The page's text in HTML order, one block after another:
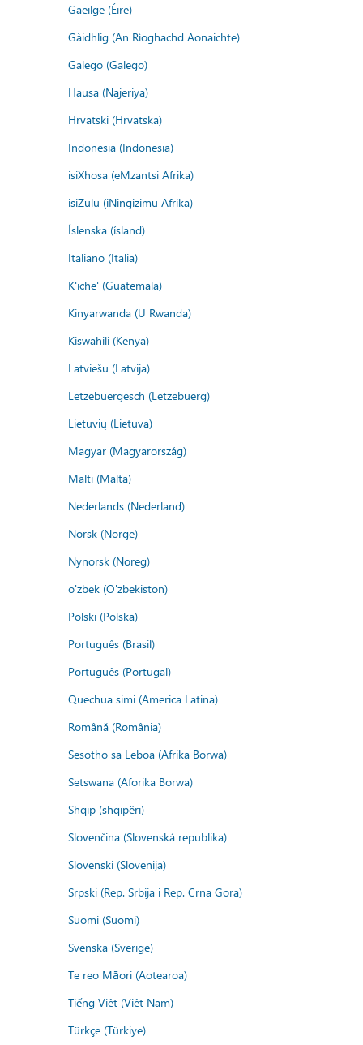
Gaeilge (Éire)
Gàidhlig (An Rìoghachd Aonaichte)
Galego (Galego)
Hausa (Najeriya)
Hrvatski (Hrvatska)
Indonesia (Indonesia)
isiXhosa (eMzantsi Afrika)
isiZulu (iNingizimu Afrika)
Íslenska (ísland)
Italiano (Italia)
K'iche' (Guatemala)
Kinyarwanda (U Rwanda)
Kiswahili (Kenya)
Latviešu (Latvija)
Lëtzebuergesch (Lëtzebuerg)
Lietuvių (Lietuva)
Magyar (Magyarország)
Malti (Malta)
Nederlands (Nederland)
Norsk (Norge)
Nynorsk (Noreg)
o'zbek (O'zbekiston)
Polski (Polska)
Português (Brasil)
Português (Portugal)
Quechua simi (America Latina)
Română (România)
Sesotho sa Leboa (Afrika Borwa)
Setswana (Aforika Borwa)
Shqip (shqipëri)
Slovenčina (Slovenská republika)
Slovenski (Slovenija)
Srpski (Rep. Srbija i Rep. Crna Gora)
Suomi (Suomi)
Svenska (Sverige)
Te reo Māori (Aotearoa)
Tiếng Việt (Việt Nam)
Türkçe (Türkiye)